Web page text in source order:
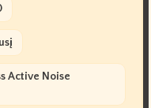
Active Noise